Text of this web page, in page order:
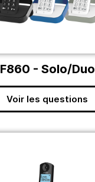
F860 - Solo/Duo
Voir les questions